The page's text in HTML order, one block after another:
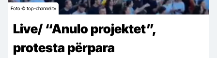
Foto © top-channel.tv
Live/ “Anulo projektet”,
protesta përpara